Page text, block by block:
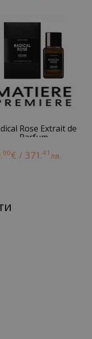
Rose Extrait de
Parfum
90€ / 371.41лв.